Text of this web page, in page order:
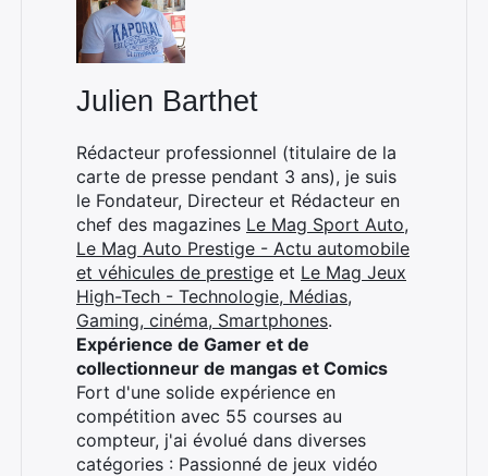
Julien Barthet
Rédacteur professionnel (titulaire de la
carte de presse pendant 3 ans), je suis
le Fondateur, Directeur et Rédacteur en
chef des magazines Le Mag Sport Auto,
Le Mag Auto Prestige - Actu automobile
et véhicules de prestige et Le Mag Jeux
High-Tech - Technologie, Médias,
Gaming, cinéma, Smartphones.
Expérience de Gamer et de
collectionneur de mangas et Comics
Fort d'une solide expérience en
compétition avec 55 courses au
compteur, j'ai évolué dans diverses
catégories : Passionné de jeux vidéo